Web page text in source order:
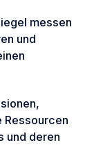
messen
und
Ressourcen
und deren